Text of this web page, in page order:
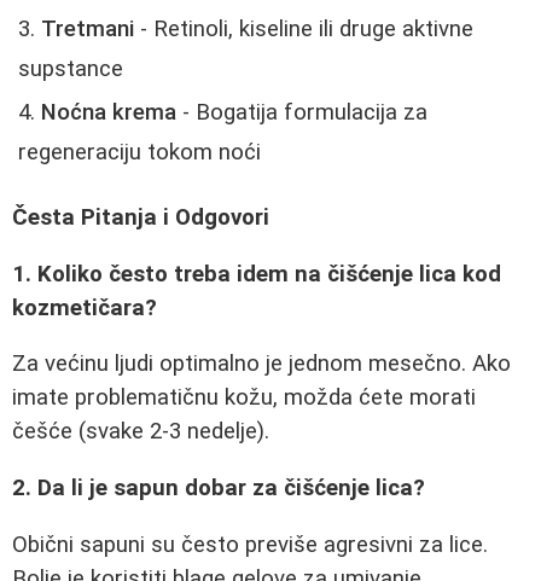
Tretmani - Retinoli, kiseline ili druge aktivne
supstance
Noćna krema - Bogatija formulacija za
regeneraciju tokom noći
Česta Pitanja i Odgovori
1. Koliko često treba idem na čišćenje lica kod
kozmetičara?
Za većinu ljudi optimalno je jednom mesečno. Ako
imate problematičnu kožu, možda ćete morati
češće (svake 2-3 nedelje).
2. Da li je sapun dobar za čišćenje lica?
Obični sapuni su često previše agresivni za lice.